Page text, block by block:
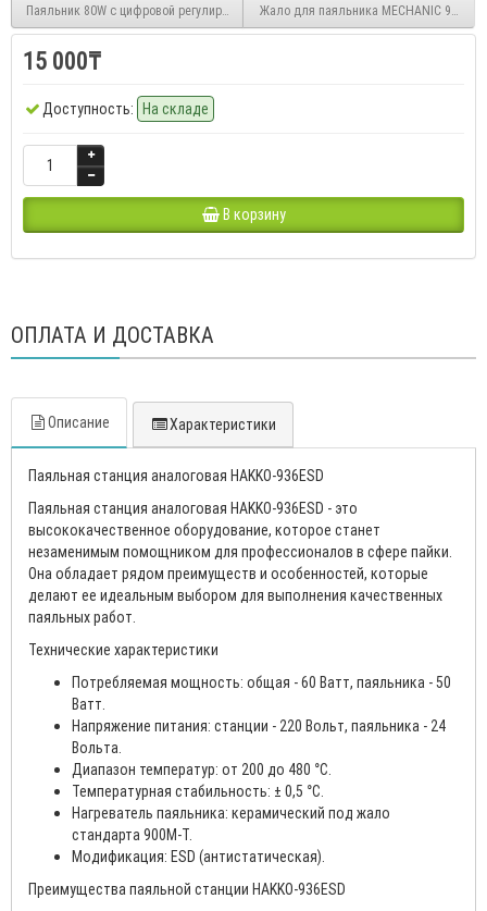
Паяльник 80W с цифровой регулировкой температурыЖало для паяльника MECHANIC 900M-
15 000₸
Доступность: На складе
В корзину
ОПЛАТА И ДОСТАВКА
Описание Характеристики
Паяльная станция аналоговая HAKKO-936ESD
Паяльная станция аналоговая HAKKO-936ESD - это
высококачественное оборудование, которое станет
незаменимым помощником для профессионалов в сфере пайки.
Она обладает рядом преимуществ и особенностей, которые
делают ее идеальным выбором для выполнения качественных
паяльных работ.
Технические характеристики
Потребляемая мощность: общая - 60 Ватт, паяльника - 50
Ватт.
Напряжение питания: станции - 220 Вольт, паяльника - 24
Вольта.
Диапазон температур: от 200 до 480 °C.
Температурная стабильность: ± 0,5 °C.
Нагреватель паяльника: керамический под жало
стандарта 900M-T.
Модификация: ESD (антистатическая).
Преимущества паяльной станции HAKKO-936ESD